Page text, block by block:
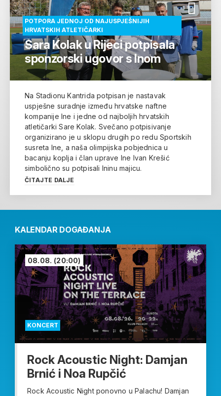
POTPORA JEDNOJ OD NAJUSPJEŠNIJIH
HRVATSKIH ATLETIČARKI
Sara Kolak u Rijeci potpisala
sponzorski ugovor s Inom
Na Stadionu Kantrida potpisan je nastavak
uspješne suradnje između hrvatske naftne
kompanije Ine i jedne od najboljih hrvatskih
atletičarki Sare Kolak. Svečano potpisivanje
organizirano je u sklopu drugih po redu Sportskih
susreta Ine, a naša olimpijska pobjednica u
bacanju koplja i član uprave Ine lvan Krešić
simbolično su potpisali lninu majicu.
ČITAJTE DALJE
KALENDAR DOGAĐANJA
KONCERT
08.08. (20:00)
Rock Acoustic Night: Damjan
Brnić i Noa Rupčić
Rock Acoustic Night ponovno u Palachu! Damjan